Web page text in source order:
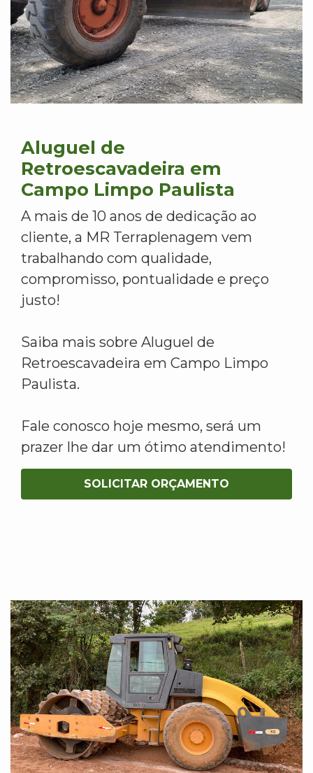
Aluguel de
Retroescavadeira em
Campo Limpo Paulista
A mais de 10 anos de dedicação ao
cliente, a MR Terraplenagem vem
trabalhando com qualidade,
compromisso, pontualidade e preço
justo!
Saiba mais sobre Aluguel de
Retroescavadeira em Campo Limpo
Paulista.
Fale conosco hoje mesmo, será um
prazer lhe dar um ótimo atendimento!
SOLICITAR ORÇAMENTO